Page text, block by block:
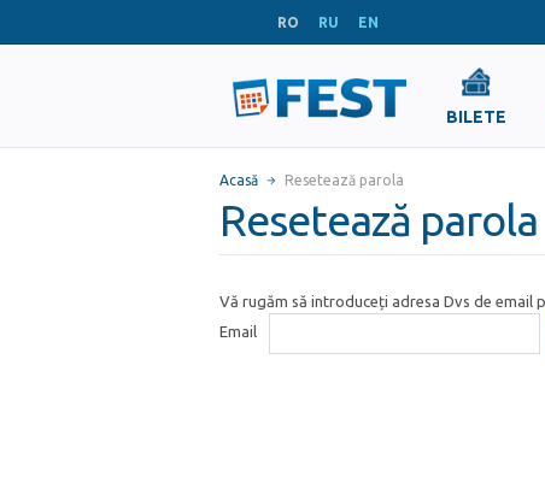
RO RU EN
BILETE
Acasă Resetează parola
Resetează parola
Vă rugăm să introduceți adresa Dvs de email
Email